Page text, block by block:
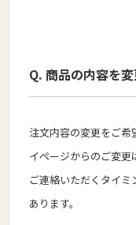
Q. 商品の内容を変
注文内容の変更をご
イページからのご変更
ご連絡いただくタイ
あります。